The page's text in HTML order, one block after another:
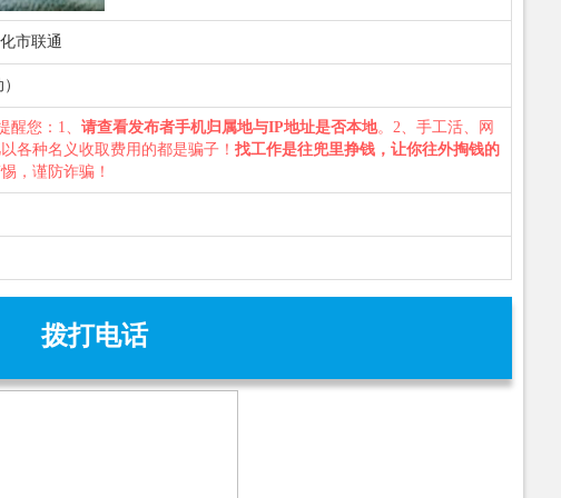
市联通
醒您：1、 请查看发布者手机归属地与IP地址是否本地。2、手工活、网
各种名义收取费用的都是骗子！ 找工作是往兜里挣钱，让你往外掏钱的
，谨防诈骗！
拨打电话